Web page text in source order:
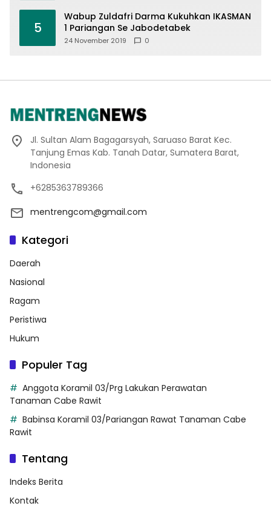
5
Wabup Zuldafri Darma Kukuhkan IKASMAN
1 Pariangan Se Jabodetabek
24 November 2019 0
Jl. Sultan Alam Bagagarsyah, Saruaso Barat Kec.
Tanjung Emas Kab. Tanah Datar, Sumatera Barat,
Indonesia
+6285363789366
mentrengcom@gmail.com
Kategori
Daerah
Nasional
Ragam
Peristiwa
Hukum
Populer Tag
Anggota Koramil 03/Prg Lakukan Perawatan
Tanaman Cabe Rawit
Babinsa Koramil 03/Pariangan Rawat Tanaman Cabe
Rawit
Tentang
Indeks Berita
Kontak